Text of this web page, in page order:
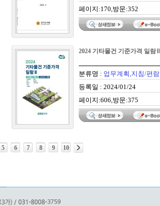
페이지:170,방문:352
2024 기타물건 기준가격 일람Ⅲ
분류명 : 업무계획,지침/편람
등록일 : 2024/01/24
페이지:606,방문:375
5 6 7 8 9 10